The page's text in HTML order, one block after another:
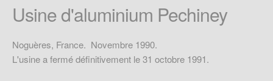
Usine d'aluminium Pechiney
Noguères, France. Novembre 1990.
L'usine a fermé définitivement le 31 octobre 1991.